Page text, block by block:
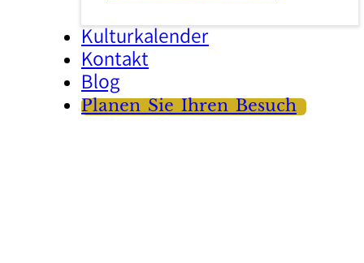
Kulturkalender
Kontakt
Blog
Planen Sie Ihren Besuch